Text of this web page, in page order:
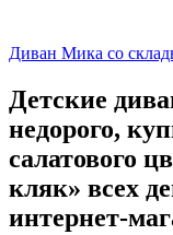
Диван Мика со
Детские
недорого,
салатового
кляк» всех
интернет-